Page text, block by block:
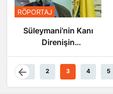
RÖPORTAJ
Süleymani’nin Kanı
Direnişin
Akıyor
1 2 3 4 5